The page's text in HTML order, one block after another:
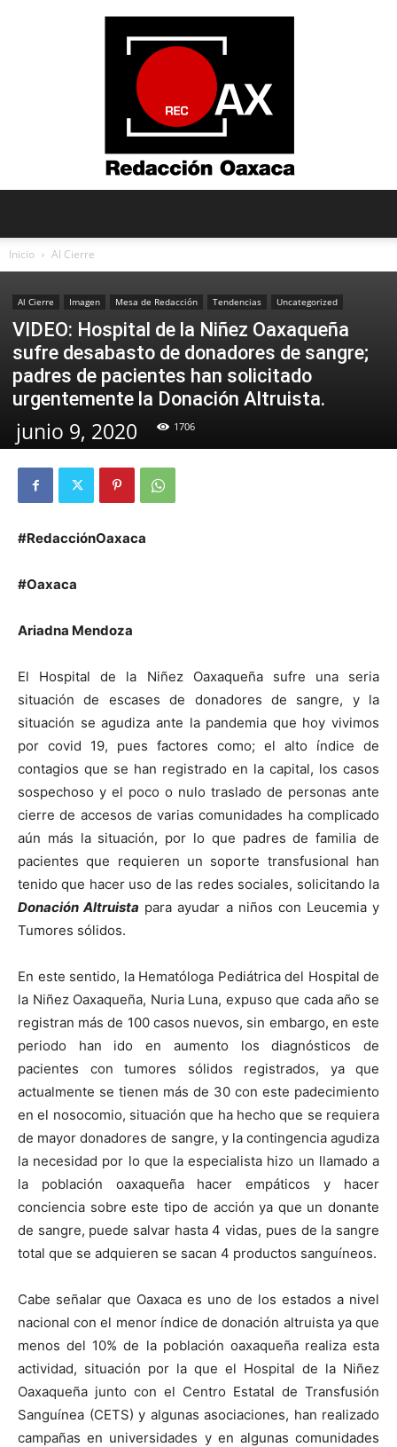
Oaxaca
Inicio Al Cierre
Al Cierre Imagen Mesa de Redacción Tendencias Uncategorized
VIDEO: Hospital de la Niñez Oaxaqueña
sufre desabasto de donadores de sangre;
padres de pacientes han solicitado
urgentemente la Donación Altruista.
junio 9, 2020 1706
#RedacciónOaxaca
#Oaxaca
Ariadna Mendoza
El Hospital de la Niñez Oaxaqueña sufre una seria
situación de escases de donadores de sangre, y la
situación se agudiza ante la pandemia que hoy vivimos
por covid 19, pues factores como; el alto índice de
contagios que se han registrado en la capital, los casos
sospechoso y el poco o nulo traslado de personas ante
cierre de accesos de varias comunidades ha complicado
aún más la situación, por lo que padres de familia de
pacientes que requieren un soporte transfusional han
tenido que hacer uso de las redes sociales, solicitando la
Donación Altruista para ayudar a niños con Leucemia y
Tumores sólidos.
En este sentido, la Hematóloga Pediátrica del Hospital de
la Niñez Oaxaqueña, Nuria Luna, expuso que cada año se
registran más de 100 casos nuevos, sin embargo, en este
periodo han ido en aumento los diagnósticos de
pacientes con tumores sólidos registrados, ya que
actualmente se tienen más de 30 con este padecimiento
en el nosocomio, situación que ha hecho que se requiera
de mayor donadores de sangre, y la contingencia agudiza
la necesidad por lo que la especialista hizo un llamado a
la población oaxaqueña hacer empáticos y hacer
conciencia sobre este tipo de acción ya que un donante
de sangre, puede salvar hasta 4 vidas, pues de la sangre
total que se adquieren se sacan 4 productos sanguíneos.
Cabe señalar que Oaxaca es uno de los estados a nivel
nacional con el menor índice de donación altruista ya que
menos del 10% de la población oaxaqueña realiza esta
actividad, situación por la que el Hospital de la Niñez
Oaxaqueña junto con el Centro Estatal de Transfusión
Sanguínea (CETS) y algunas asociaciones, han realizado
campañas en universidades y en algunas comunidades